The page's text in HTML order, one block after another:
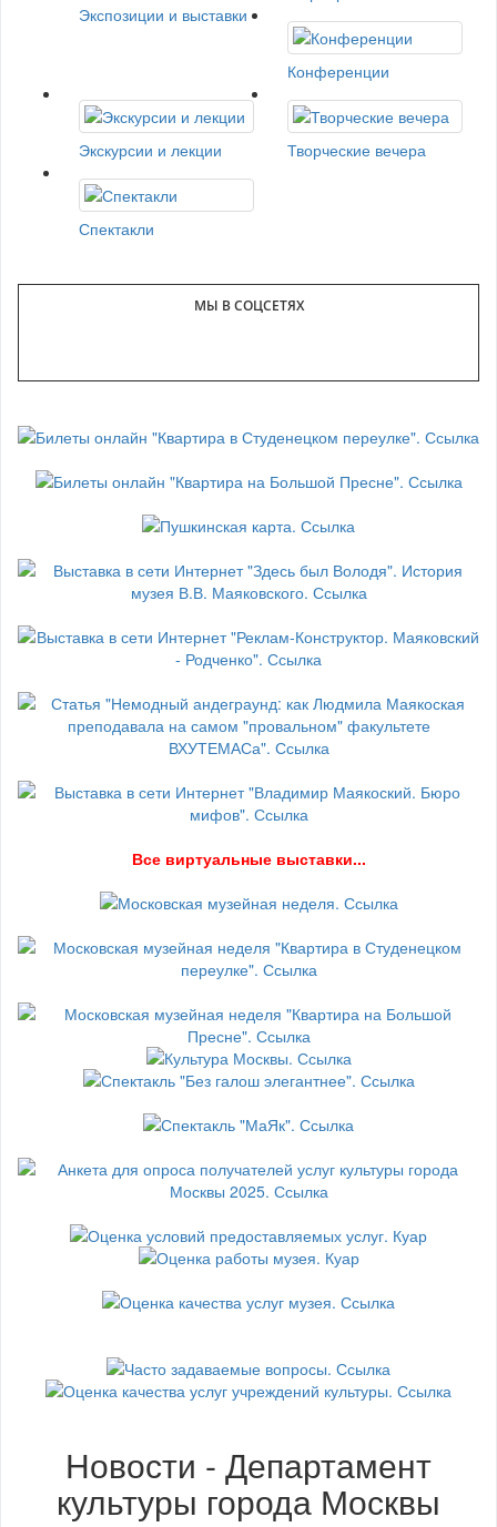
Экспозиции и выставки
Конференции
Экскурсии и лекции Творческие вечера
Спектакли
МЫ В СОЦСЕТЯХ
Все виртуальные выставки...
Новости - Департамент
культуры города Москвы